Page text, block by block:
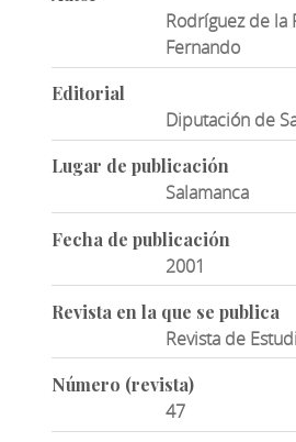
Rodríguez de la
Fernando
Editorial
Diputación de
Lugar de publicación
Salamanca
Fecha de publicación
2001
Revista en la que se publica
Revista de
Número (revista)
47